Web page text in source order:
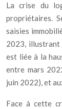
La crise du
propriétaires.
saisies
2023,
est liée à la
entre mars
juin 2022), et
Face à cette